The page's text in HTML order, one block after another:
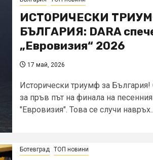
ИСТОРИЧЕСКИ
БЪЛГАРИЯ: DARA
„Евровизия“ 2026
17 май, 2026
Исторически триумф за България!
за пръв път на финала на
"Евровизия". Това се случи
Ботевград ТОП новини